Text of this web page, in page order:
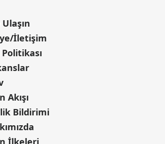
İletişim
Akışı
Bildirimi
İlkeleri